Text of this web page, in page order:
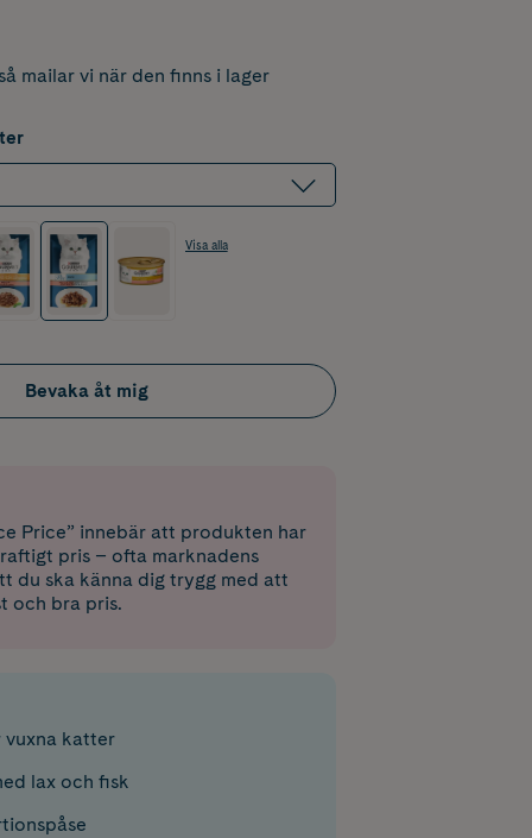
mailar vi när den finns i lager
Visa alla
Bevaka åt mig
Price” innebär att produkten har
pris – ofta marknadens
du ska känna dig trygg med att
och bra pris.
katter
lax och fisk